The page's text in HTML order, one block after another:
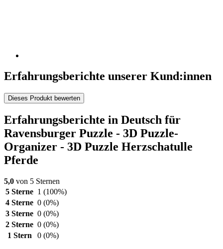
Erfahrungsberichte unserer Kund:innen
Dieses Produkt bewerten
Erfahrungsberichte in Deutsch für
Ravensburger Puzzle - 3D Puzzle-
Organizer - 3D Puzzle Herzschatulle
Pferde
5,0 von 5 Sternen
5 Sterne 1 (100%)
4 Sterne 0 (0%)
3 Sterne 0 (0%)
2 Sterne 0 (0%)
1 Stern
0 (0%)